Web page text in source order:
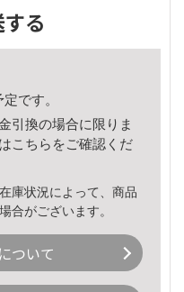
る
です。
引換の場合に限りま
こちら をご確認くだ
庫状況によって、商品
合がございます。
ついて